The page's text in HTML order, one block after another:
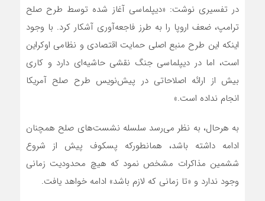
در تفسیری نوشت: «دیپلماسی آغاز شده توسط طرح صلح
ترامپ، ضعف اروپا را به طرز فاجعه‌آوری آشکار کرد. با وجود
اینکه این طرح منبع اصلی حمایت اقتصادی و نظامی اوکراین
است، اما در دیپلماسی جنگ نقشی حاشیه‌ای دارد و کاری
بیش از ارائه اصلاحاتی در پیش‌نویس طرح صلح آمریکا
انجام نداده است.»
به هرحال، به نظر می‌رسد سلسله نشست‌های صلح همچنان
ادامه داشته باشد، همانطورکه پسکوف پیش از شروع
ششمین مذاکرات مشخص نمود که هیچ محدودیت زمانی
وجود ندارد و «تا زمانی که لازم باشد» ادامه خواهد یافت.